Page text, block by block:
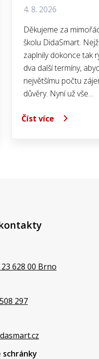
4. 8. 2026
Děkujeme za
školu DidaSmart.
zaplnily dokonce tak
dva další termíny,
největšímu počtu
důvěry. Nyní už vše…
Číst více
628 00 Brno
297
schránky